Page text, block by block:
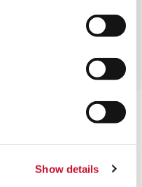
Show details
TUTTO